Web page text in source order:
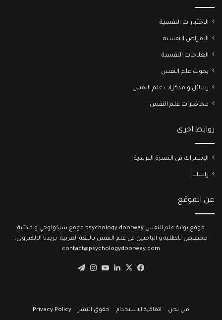
الاختبارات النفسية
الامراض النفسية
العلاجات النفسية
بحوث علم النفس
رسائل و مذكرات علم النفس
محاضرات علم النفس
روابط اخرى
الإشتراك في النشرة البريدية
راسلنا
عن الموقع
موقع بوابة علم النفس psychology doorway موقع سيكولوجي و مكتبة
مخصص للطلبة و الباحثين في علم النفس باللغة العربية. بريدنا الالكتروني:
contact@psychologydoorway.com
فيسبوك
‫X لينكدإن‫YouTubeانستقرام
من نحن اتفاقية الاستخدام حقوق النشر Privacy Policy